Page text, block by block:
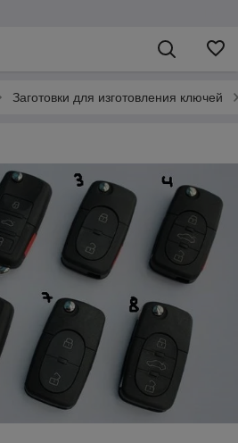
Заготовки для изготовления ключей